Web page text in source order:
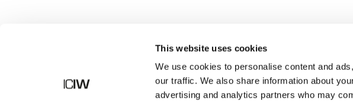
This website uses cookies
We use cookies to personalise content and
our traffic. We also share information about
advertising and analytics partners who may
Butik